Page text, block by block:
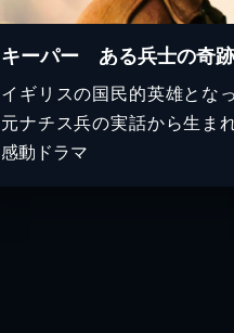
キーパー ある兵士の奇跡
イギリスの国民的英雄とな
元ナチス兵の実話から生ま
感動ドラマ